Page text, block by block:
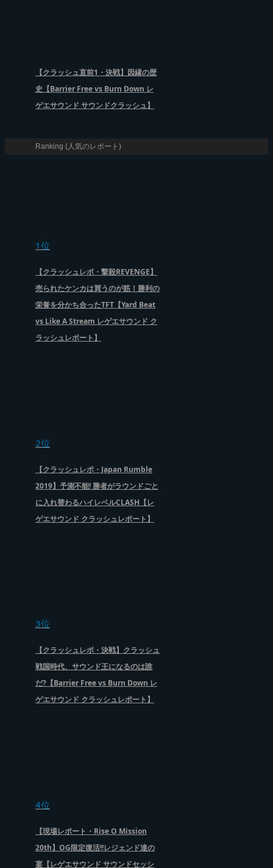
【クラッシュ直前1・決戦】因縁の歴
史【Barrier Free vs Burn Down レ
ゲエサウンド サウンドクラッシュ】
Ranking (人気のレポート)
1位
【クラッシュレポ・撃殺REVENGE】
売られたケンカは買うのが筋！勝利の
栄誉を分かち合ったTFT【Yard Beat
vs Like A Stream レゲエサウンド ク
ラッシュレポート】
2位
【クラッシュレポ・Japan Rumble
2019】予測不能! 勝者がラウンドごと
に入れ替わるハイレベルCLASH【レ
ゲエサウンド クラッシュレポート】
3位
【クラッシュレポ・決戦】クラッシュ
戦国時代、サウンド王になるのは誰
だ?【Barrier Free vs Burn Down レ
ゲエサウンド クラッシュレポート】
4位
【現場レポート・Rise O Mission
20th】OG限定復活!!レジェンド達の
宴【レゲエサウンド サウンドセッシ